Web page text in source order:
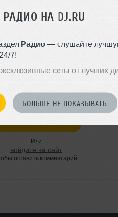
РАДИО НА DJ.RU
Радио — слушайте
7!
сеты от лучших
БОЛЬШЕ НЕ ПОКАЗЫВАТЬ
ЗАРЕГИСТРИРУЙТЕСЬ
Или
войдите на сайт
оставить комментарий